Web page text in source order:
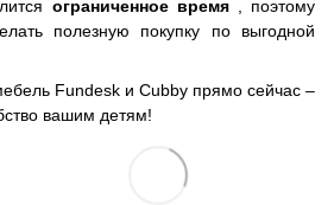
ограниченное время, поэтому
полезную покупку по выгодной
Fundesk и Cubby прямо сейчас –
вашим детям!